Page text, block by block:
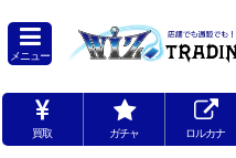
メニュー
買取 ガチャ ロルカナ